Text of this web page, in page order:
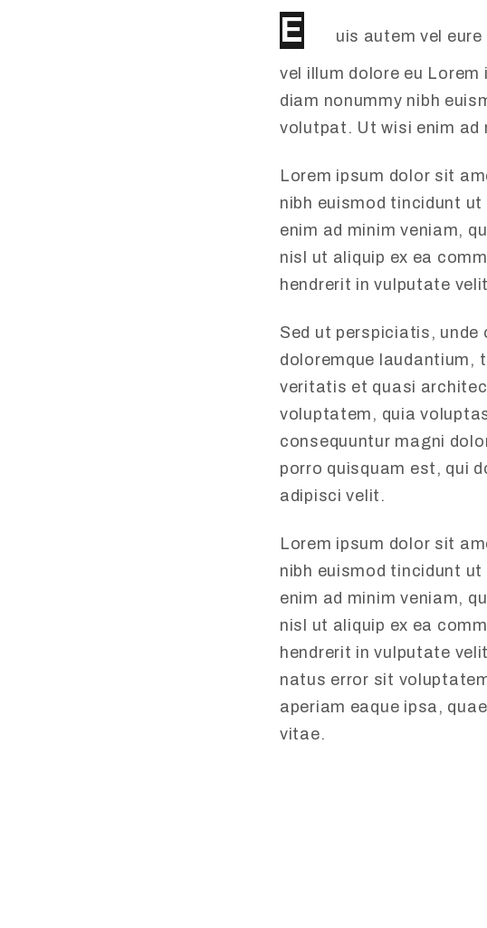
E uis autem vel
vel illum dolore eu
diam nonummy nibh
volutpat. Ut wisi enim ad
Lorem ipsum dolor sit
nibh euismod tincidunt
enim ad minim veniam,
nisl ut aliquip ex ea
hendrerit in vulputate
Sed ut perspiciatis,
doloremque laudantium,
veritatis et quasi
voluptatem, quia
consequuntur magni
porro quisquam est, qui
adipisci velit.
Lorem ipsum dolor sit
nibh euismod tincidunt
enim ad minim veniam,
nisl ut aliquip ex ea
hendrerit in vulputate
natus error sit
aperiam eaque ipsa,
vitae.